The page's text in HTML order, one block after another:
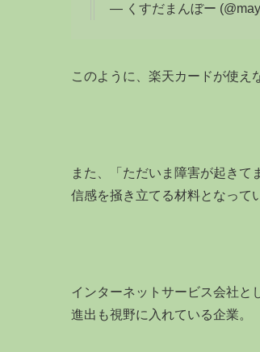
— くすだまんぼー
このように、楽天カードが使え
また、「ただいま障害が起きて
信感を掻き立てる材料となって
インターネットサービス会社と
進出も視野に入れている企業。